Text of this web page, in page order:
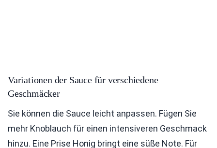
Variationen der Sauce für verschiedene
Geschmäcker
Sie können die Sauce leicht anpassen. Fügen Sie
mehr Knoblauch für einen intensiveren Geschmack
hinzu. Eine Prise Honig bringt eine süße Note. Für